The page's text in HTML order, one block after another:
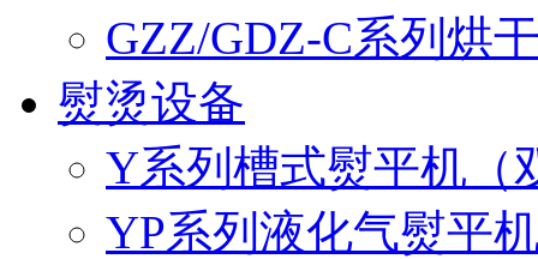
GZZ/GDZ-C系列烘
熨烫设备
Y系列槽式熨平机（
YP系列液化气熨平